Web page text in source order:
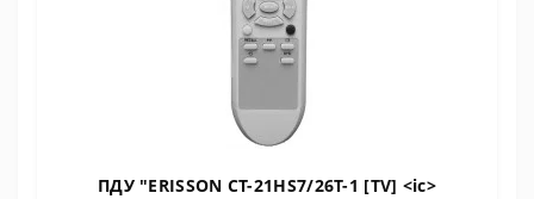
ПДУ "ERISSON CT-21HS7/26T-1 [TV] <ic>